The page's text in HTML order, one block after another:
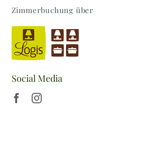
Zimmerbuchung über
Social Media